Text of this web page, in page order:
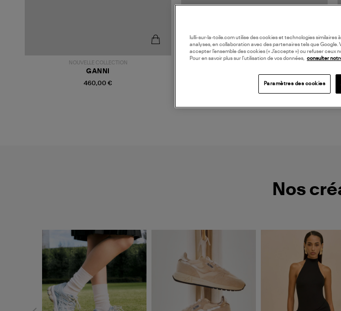
NOUVELLE COLLECTION
460,00 €
GANNI
85,00 €
Nos
lulli-sur-la-toile.com utilise des cookies et technologies
analyses, en collaboration avec des partenaires tels que Google.
accepter l’ensemble des cookies (« J’accepte ») ou refuser
Pour en savoir plus sur l’utilisation de vos données, consulter
Paramètres des cookies